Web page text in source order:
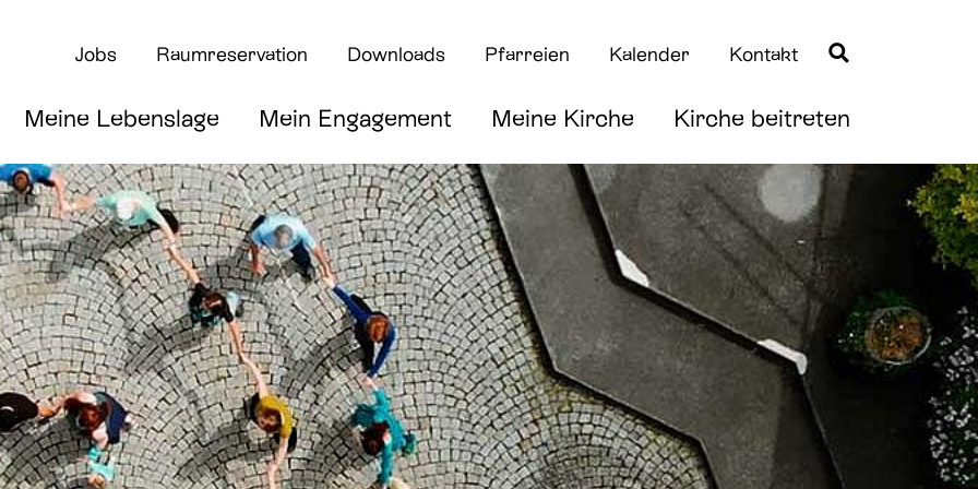
Jobs Raumreservation Downloads Pfarreien Kalender Kontakt
Meine Lebenslage
Quicklinks
Taufe
Erstkommunion
Firmung
Hochzeit
Mein Engagement Meine Kirche
Quicklinks
News
Downloads
Kirche beitreten